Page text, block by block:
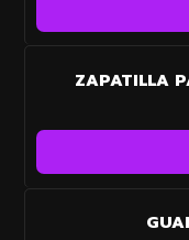
ZAPATILLA